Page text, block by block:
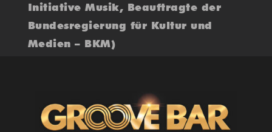
Initiative Musik, Beauftragte der
Bundesregierung für Kultur und
Medien – BKM)